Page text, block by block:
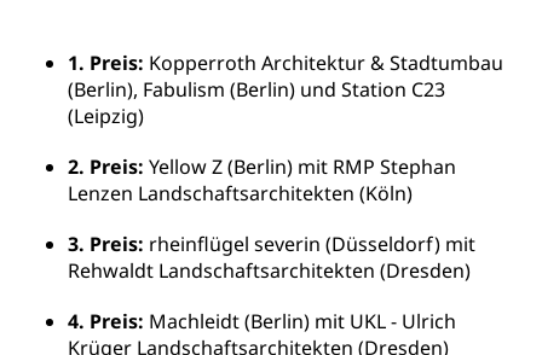
1. Preis: Kopperroth Architektur & Stadtumbau
(Berlin), Fabulism (Berlin) und Station C23
(Leipzig)
2. Preis: Yellow Z (Berlin) mit RMP Stephan
Lenzen Landschaftsarchitekten (Köln)
3. Preis: rheinflügel severin (Düsseldorf) mit
Rehwaldt Landschaftsarchitekten (Dresden)
4. Preis: Machleidt (Berlin) mit UKL - Ulrich
Krüger Landschaftsarchitekten (Dresden)